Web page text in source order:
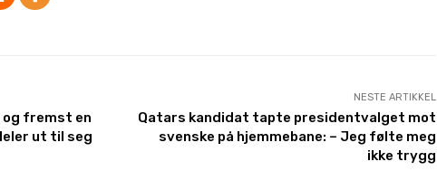
fremst en
ut til seg
NESTE ARTIKKEL
Qatars kandidat tapte presidentvalget mot
svenske på hjemmebane: – Jeg følte meg
ikke trygg